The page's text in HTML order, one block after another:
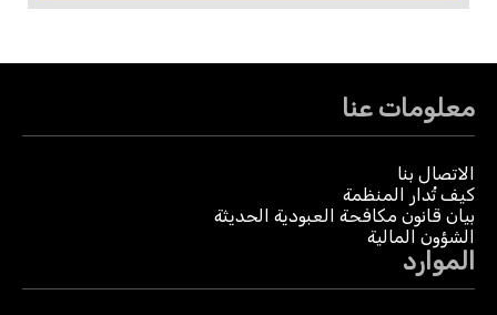
معلومات عنا
الاتصال بنا
كيف تُدار المنظمة
بيان قانون مكافحة العبودية الحديثة
الشؤون المالية
الموارد